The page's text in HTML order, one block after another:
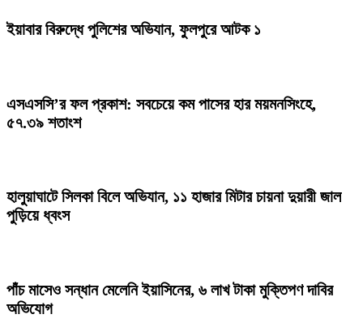
ইয়াবার বিরুদ্ধে পুলিশের অভিযান, ফুলপুরে আটক ১
এসএসসি’র ফল প্রকাশ: সবচেয়ে কম পাসের হার ময়মনসিংহে,
৫৭.৩৯ শতাংশ
হালুয়াঘাটে সিলকা বিলে অভিযান, ১১ হাজার মিটার চায়না দুয়ারী জাল
পুড়িয়ে ধ্বংস
পাঁচ মাসেও সন্ধান মেলেনি ইয়াসিনের, ৬ লাখ টাকা মুক্তিপণ দাবির
অভিযোগ